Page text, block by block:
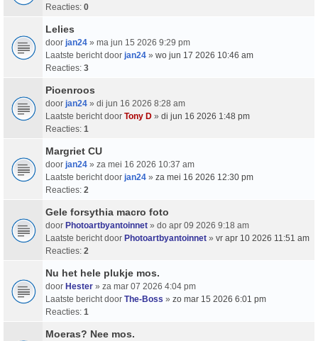
Reacties: 0
Lelies
door jan24 » ma jun 15 2026 9:29 pm
Laatste bericht door jan24 » wo jun 17 2026 10:46 am
Reacties: 3
Pioenroos
door jan24 » di jun 16 2026 8:28 am
Laatste bericht door Tony D » di jun 16 2026 1:48 pm
Reacties: 1
Margriet CU
door jan24 » za mei 16 2026 10:37 am
Laatste bericht door jan24 » za mei 16 2026 12:30 pm
Reacties: 2
Gele forsythia macro foto
door Photoartbyantoinnet » do apr 09 2026 9:18 am
Laatste bericht door Photoartbyantoinnet » vr apr 10 2026 11:51 am
Reacties: 2
Nu het hele plukje mos.
door Hester » za mar 07 2026 4:04 pm
Laatste bericht door The-Boss » zo mar 15 2026 6:01 pm
Reacties: 1
Moeras? Nee mos.